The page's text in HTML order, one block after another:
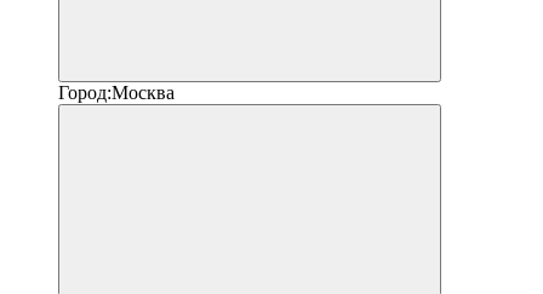
Город:Москва